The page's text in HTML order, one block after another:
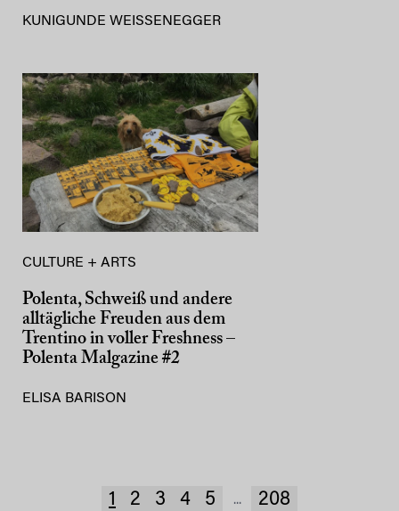
KUNIGUNDE WEISSENEGGER
CULTURE + ARTS
Polenta, Schweiß und andere
alltägliche Freuden aus dem
Trentino in voller Freshness –
Polenta Malgazine #2
ELISA BARISON
1 2 3 4 5 ... 208